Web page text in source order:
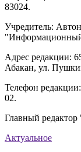
83024.
Учредитель:
Адрес редакции:
Абакан, ул.
Телефон
02.
Главный
Актуальное